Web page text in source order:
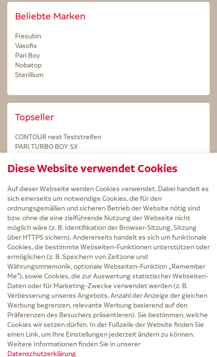
Beliebte Marken
Fresubin
Vasofix
Pari Boy
Nobatop
Sterillium
Topseller
CONTOUR next Teststreifen
PARI TURBO BOY SX
Kintex Kinesiologie Tape blau
Service
Versand und Lieferzeit
Kontakt
FAQ
AGB
Cookie-Einstellungen
Datenschutz
Erklärung zur Barrierefreiheit
Widerruf
Impressum
Zu Risiken und Nebenwirkungen lesen Sie die Packungsbeilage und fragen Sie
Ihre Ärztin, Ihren Arzt oder in der Apotheke.
Diese Website verwendet Cookies
Auf dieser Webseite werden Cookies verwendet. Dabei handelt es
sich einerseits um notwendige Cookies, die für den
ordnungsgemäßen und sicheren Betrieb der Website nötig sind
bzw. ohne die eine zielführende Nutzung der Webseite nicht
möglich wäre (z. B. Identifikation der Browser-Sitzung, Sitzung
über HTTPS sichern). Andererseits handelt es sich um funktionale
Cookies, die bestimmte Webseiten-Funktionen unterstützen oder
ermöglichen (z. B. Speichern von Zeitzone und
Währungsmnemonik, optionale Webseiten-Funktion „Remember
Me“), sowie Cookies, die zur Auswertung statistischer Webseiten-
Daten oder für Marketing-Zwecke verwendet werden (z. B.
Verbesserung unseres Angebots, Anzahl der Anzeige der gleichen
Werbung begrenzen, relevante Werbung basierend auf den
Präferenzen des Besuchers präsentieren). Sie bestimmen, welche
Cookies wir setzen dürfen. In der Fußzeile der Website finden Sie
einen Link, um Ihre Einstellungen jederzeit ändern zu können.
Weitere Informationen finden Sie in unserer
Datenschutzerklärung.